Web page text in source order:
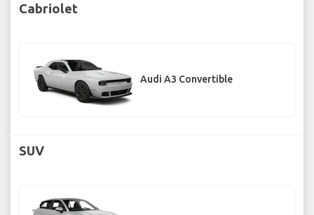
Cabriolet
Audi A3 Convertible
SUV